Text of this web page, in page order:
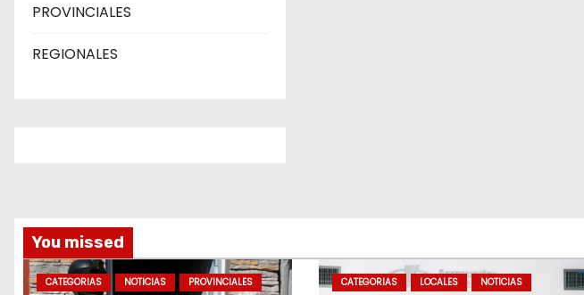
PROVINCIALES
REGIONALES
You missed
CATEGORIAS NOTICIAS PROVINCIALES CATEGORIAS LOCALES NOTICIAS